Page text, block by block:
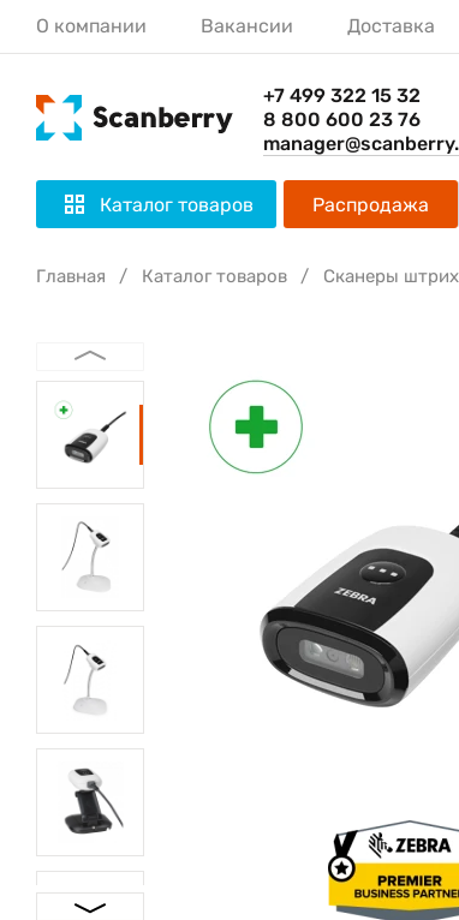
О компании Вакансии Доставка
+7 499 322 15 32
8 800 600 23 76
Каталог товаров Распродажа
Главная Каталог товаров Сканеры